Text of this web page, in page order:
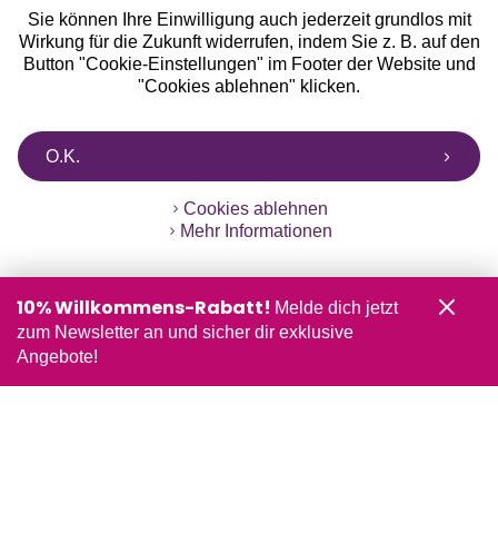
Sie können Ihre Einwilligung auch jederzeit grundlos mit
Wirkung für die Zukunft widerrufen, indem Sie z. B. auf den
Button "Cookie-Einstellungen" im Footer der Website und
"Cookies ablehnen" klicken.
O.K.
Cookies ablehnen
Mehr Informationen
10% Willkommens-Rabatt! Melde dich jetzt
zum Newsletter an und sicher dir exklusive
Angebote!